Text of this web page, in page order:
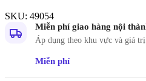
SKU: 49054
Miễn phí giao hàng nội
Áp dụng theo khu vực và giá
Miễn phí